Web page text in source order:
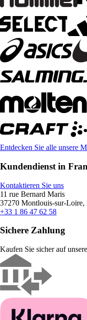
Entdecken Sie alle unsere
Kundendienst in
Kontaktieren Sie uns
11 rue Bernard Maris
37270 Montlouis-sur-Loire,
+33 1 86 47 62 58
Sichere Zahlung
Kaufen Sie sicher auf